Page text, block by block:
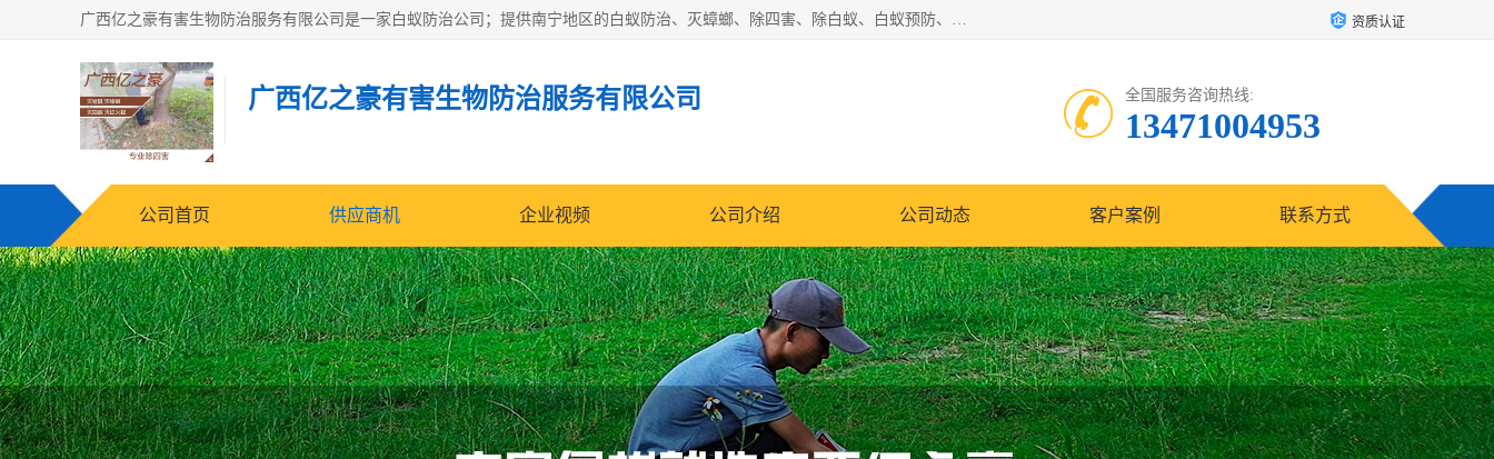
广西亿之豪有害生物防治服务有限公司是一家白蚁防治公司；提供南宁地区的白蚁防治、灭蟑螂、除四害、除白蚁、白蚁预防、消毒等服务，广西亿之豪有害生物防治服务有限公司专业灭蟑螂,灭鼠,除四害,服务上门,安全环保,售后保障,一次消杀，竭诚为您服务. 资质认证
广西亿之豪有害生物防治服务有限公司 全国服务咨询热线:
13471004953
公司首页 供应商机 企业视频 公司介绍 公司动态 客户案例 联系方式